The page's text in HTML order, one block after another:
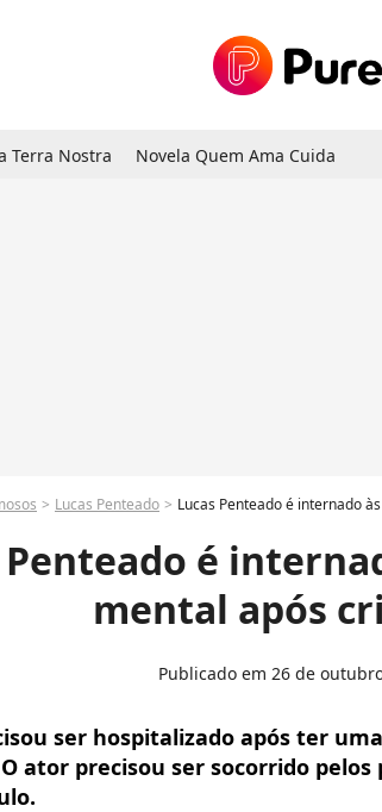
Terra Nostra Novela Quem Ama Cuida
Lucas Penteado Lucas Penteado é internado
Penteado é
mental após
Publicado em 26 de
ser hospitalizado após ter
ator precisou ser socorrido pelos